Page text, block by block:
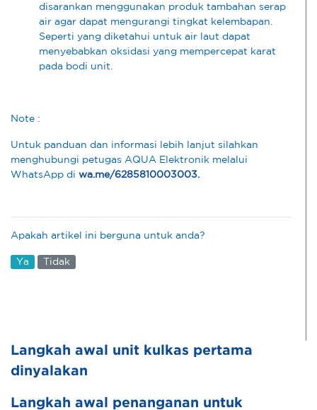
disarankan menggunakan produk tambahan serap
air agar dapat mengurangi tingkat kelembapan.
Seperti yang diketahui untuk air laut dapat
menyebabkan oksidasi yang mempercepat karat
pada bodi unit.
Note :
Untuk panduan dan informasi lebih lanjut silahkan
menghubungi petugas AQUA Elektronik melalui
WhatsApp di wa.me/6285810003003.
Apakah artikel ini berguna untuk anda?
Ya Tidak
Langkah awal unit kulkas pertama
dinyalakan
Langkah awal penanganan untuk